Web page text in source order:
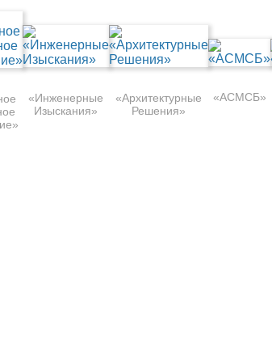
«Инженерные
Изыскания»
«Архитектурные
Решения»
«АСМСБ»